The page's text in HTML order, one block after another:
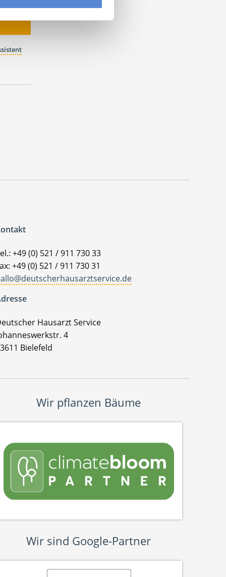
+49 (0) 521 / 911 730 33
+49 (0) 521 / 911 730 31
Hausarzt Service
4
Bielefeld
Wir pflanzen Bäume
Wir sind Google-Partner